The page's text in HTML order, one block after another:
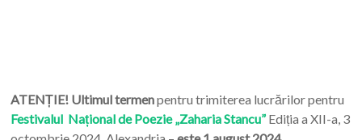
ATENȚIE! Ultimul termenpentru trimiterea lucrărilor pentru
Festivalul Național de Poezie „Zaharia Stancu”Ediția a XII-a, 3